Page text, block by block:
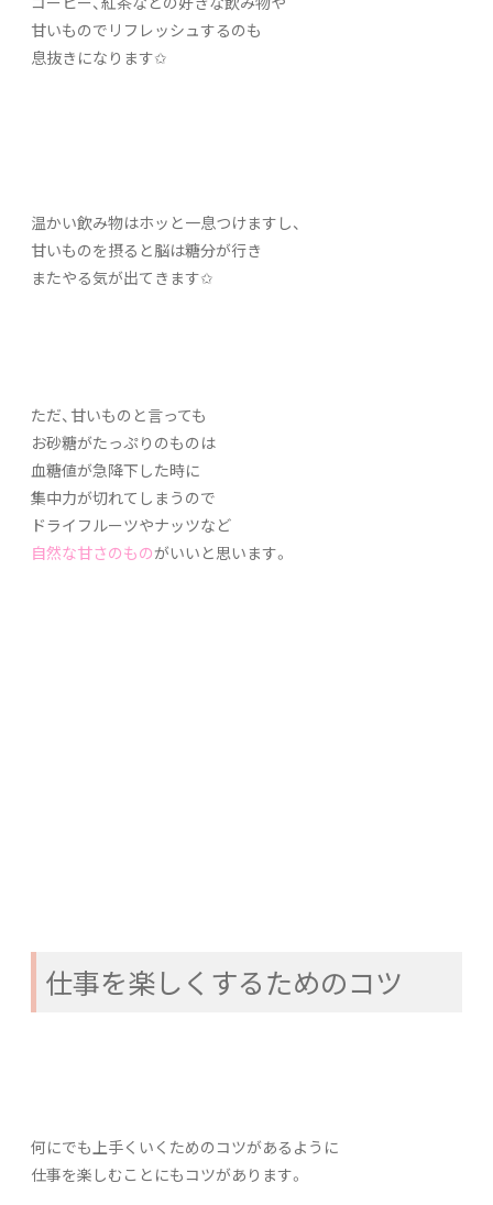
甘いものでリフレッシュするのも
息抜きになります✩
温かい飲み物はホッと一息つけますし、
甘いものを摂ると脳は糖分が行き
またやる気が出てきます✩
ただ、甘いものと言っても
お砂糖がたっぷりのものは
血糖値が急降下した時に
集中力が切れてしまうので
ドライフルーツやナッツなど
自然な甘さのものがいいと思います。
仕事を楽しくするためのコツ
何にでも上手くいくためのコツがあるように
仕事を楽しむことにもコツがあります。